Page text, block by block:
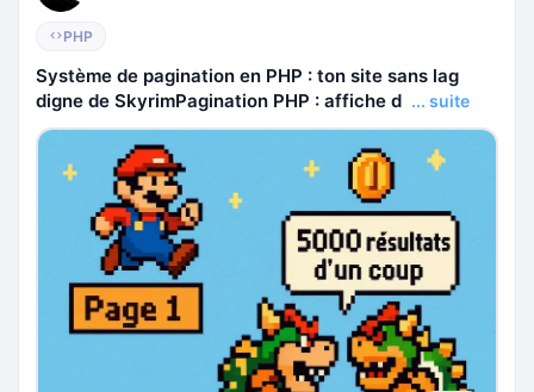
PHP
Système de pagination en PHP : ton site sans lag
digne de SkyrimPagination PHP : affiche d ... suite